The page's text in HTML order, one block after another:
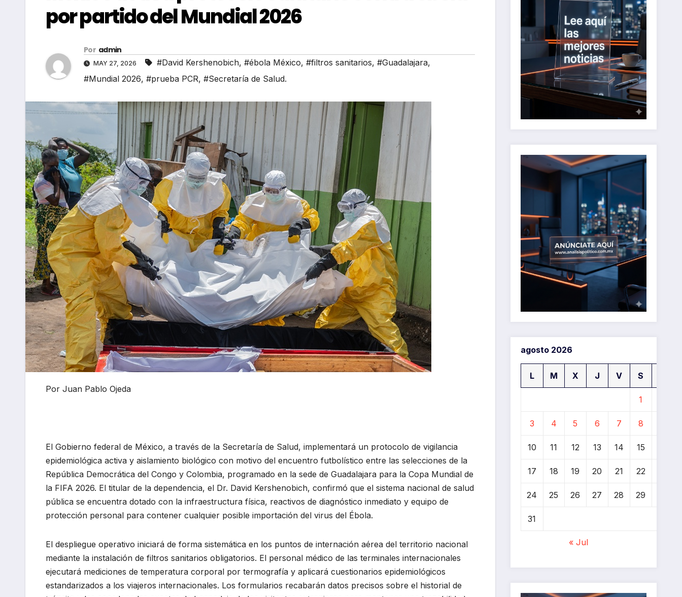
por partido del Mundial 2026
Por admin
MAY 27, 2026 #David Kershenobich, #ébola México, #filtros sanitarios, #Guadalajara,
#Mundial 2026, #prueba PCR, #Secretaría de Salud.
Por Juan Pablo Ojeda
El Gobierno federal de México, a través de la Secretaría de Salud, implementará un protocolo de vigilancia
epidemiológica activa y aislamiento biológico con motivo del encuentro futbolístico entre las selecciones de la
República Democrática del Congo y Colombia, programado en la sede de Guadalajara para la Copa Mundial de
la FIFA 2026. El titular de la dependencia, el Dr. David Kershenobich, confirmó que el sistema nacional de salud
pública se encuentra dotado con la infraestructura física, reactivos de diagnóstico inmediato y equipo de
protección personal para contener cualquier posible importación del virus del Ébola.
El despliegue operativo iniciará de forma sistemática en los puntos de internación aérea del territorio nacional
mediante la instalación de filtros sanitarios obligatorios. El personal médico de las terminales internacionales
ejecutará mediciones de temperatura corporal por termografía y aplicará cuestionarios epidemiológicos
estandarizados a los viajeros internacionales. Los formularios recabarán datos precisos sobre el historial de
agosto 2026
L M X J V S
1
3 4 5 6 7 8
10 11 12 13 14 15
17 18 19 20 21 22
24 25 26 27 28 29
31
« Jul